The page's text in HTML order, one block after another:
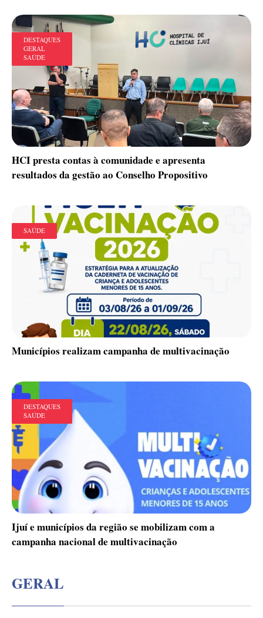
DESTAQUES
GERAL
SAÚDE
HCI presta contas à comunidade e apresenta
resultados da gestão ao Conselho Propositivo
SAÚDE
Municípios realizam campanha de multivacinação
DESTAQUES
SAÚDE
Ijuí e municípios da região se mobilizam com a
campanha nacional de multivacinação
GERAL